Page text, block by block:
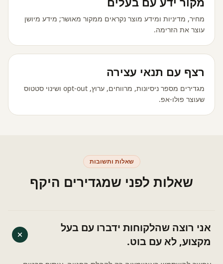
מחיר, מדיניות ומידע מוצר נקראים ממקור מאושר; מידע מיושן
עוצר את הזרימה.
רצף עם תנאי עצירה
מגדירים מספר ניסיונות, מרווחים, ערוץ, opt-out ושינוי סטטוס
שעוצר פולו-אפ.
שאלות ותשובות
שאלות לפני שמגדירים היקף
אני רוצה שהלקוחות ידברו עם בעל
מקצוע, לא עם בוט.